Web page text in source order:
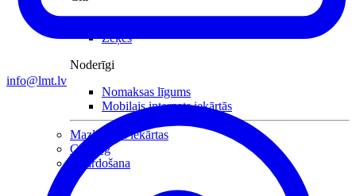
Zeķes
Noderīgi
Nomaksas līgums
Mobilais internets iekārtās
Mazlietotas iekārtas
Gaming
Izpārdošana
info@lmt.lv